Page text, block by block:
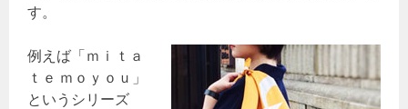
す。
例えば「ｍｉｔａ
ｔｅ ｍｏｙｏｕ」
というシリーズ